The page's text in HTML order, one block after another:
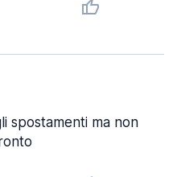
spostamenti ma non